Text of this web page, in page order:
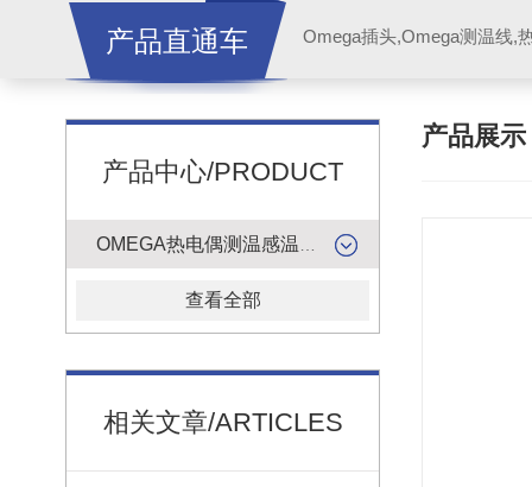
产品直通车
产品中心/PRODUCT
查看全部
相关文章/ARTICLES
产品展示